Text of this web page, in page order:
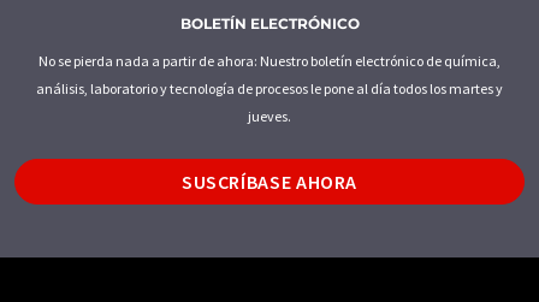
BOLETÍN ELECTRÓNICO
No se pierda nada a partir de ahora: Nuestro boletín electrónico de química,
análisis, laboratorio y tecnología de procesos le pone al día todos los martes y
jueves.
SUSCRÍBASE AHORA